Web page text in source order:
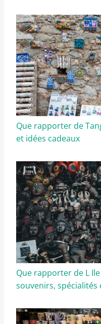
Que rapporter de
et idées cadeaux
Que rapporter de L
souvenirs, spécialités